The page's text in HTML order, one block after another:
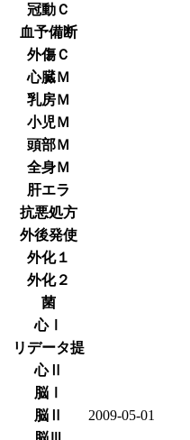
冠動Ｃ
血予備断
外傷Ｃ
心臓Ｍ
乳房Ｍ
小児Ｍ
頭部Ｍ
全身Ｍ
肝エラ
抗悪処方
外後発使
外化１
外化２
菌
心Ⅰ
リデータ提
心Ⅱ
脳Ⅰ
脳Ⅱ
2009-05-01